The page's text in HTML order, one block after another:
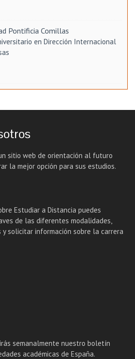
Pontificia Comillas
en Dirección Internacional
sitio web de orientación al futuro
la mejor opción para sus estudios.
Estudiar a Distancia puedes
de las diferentes modalidades,
y solicitar información sobre la carrera
semanalmente nuestro boletín
académicas de España.